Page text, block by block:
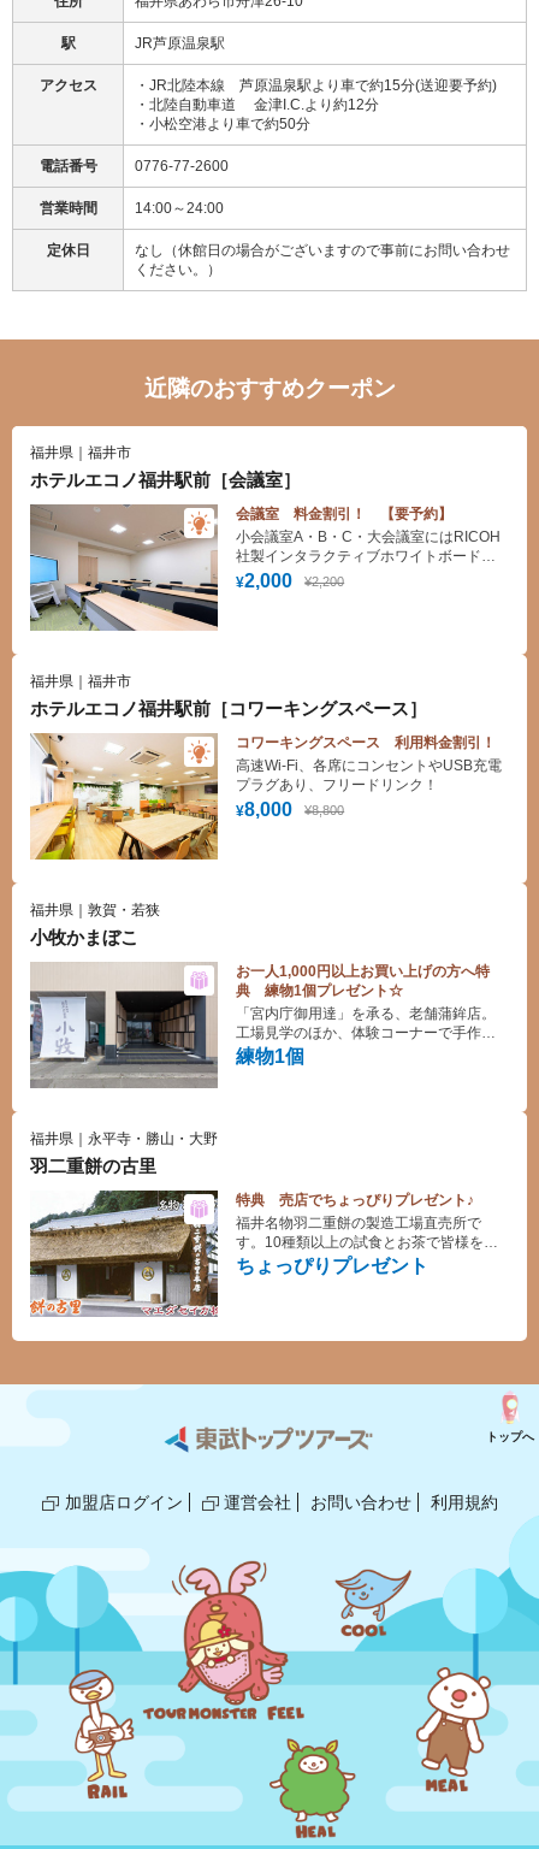
駅 JR芦原温泉駅
アクセス
・JR北陸本線 芦原温泉駅より車で約15分(送迎要予約)
・北陸自動車道 金津I.C.より約12分
・小松空港より車で約50分
電話番号 0776-77-2600
営業時間 14:00～24:00
定休日
なし（休館日の場合がございますので事前にお問い合わせ
ください。）
近隣のおすすめクーポン
福井県｜福井市
ホテルエコノ福井駅前［会議室］
会議室 料金割引！ 【要予約】
¥2,000 ¥2,200
小会議室A・B・C・大会議室にはRICOH
社製インタラクティブホワイトボード
（電子黒板）を設置！！
福井県｜福井市
ホテルエコノ福井駅前［コワーキングスペース］
コワーキングスペース 利用料金割引！
¥8,000 ¥8,800
高速Wi-Fi、各席にコンセントやUSB充電
プラグあり、フリードリンク！
福井県｜敦賀・若狭
小牧かまぼこ
お一人1,000円以上お買い上げの方へ特
典 練物1個プレゼント☆
練物1個
「宮内庁御用達」を承る、老舗蒲鉾店。
工場見学のほか、体験コーナーで手作り
体験もできます。
福井県｜永平寺・勝山・大野
羽二重餅の古里
特典 売店でちょっぴりプレゼント♪
ちょっぴりプレゼント
福井名物羽二重餅の製造工場直売所で
す。10種類以上の試食とお茶で皆様をお
待ちしております。
加盟店ログイン 運営会社 お問い合わせ 利用規約
トップへ